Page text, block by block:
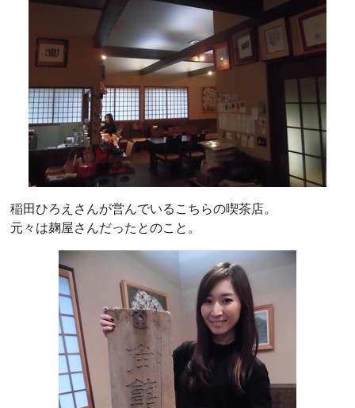
稲田ひろえさんが営んでいるこちらの喫茶店。
元々は麹屋さんだったとのこと。